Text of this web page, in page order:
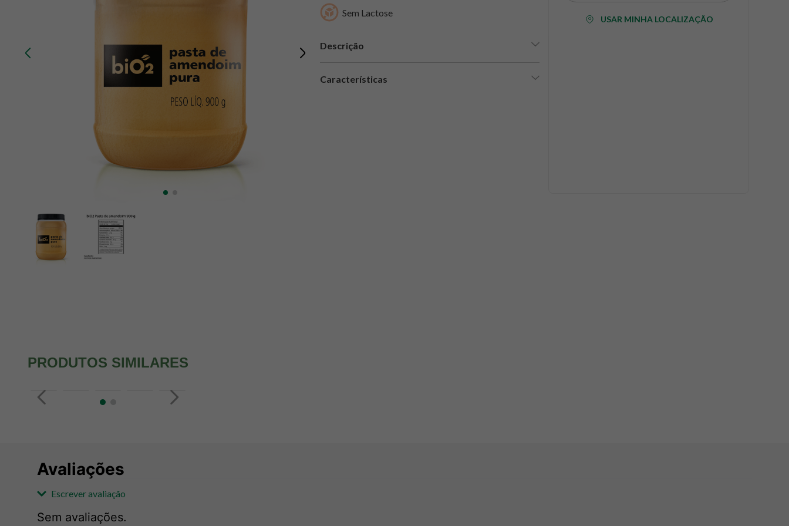
Sem Lactose
Descrição
Características
USAR MINHA LOCALIZAÇÃO
PRODUTOS SIMILARES
Avaliações
Escrever avaliação
Sem avaliações.